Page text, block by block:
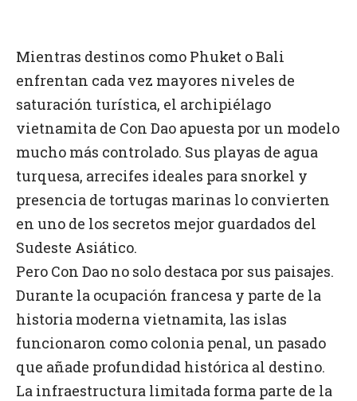
Mientras destinos como Phuket o Bali
enfrentan cada vez mayores niveles de
saturación turística, el archipiélago
vietnamita de Con Dao apuesta por un modelo
mucho más controlado. Sus playas de agua
turquesa, arrecifes ideales para snorkel y
presencia de tortugas marinas lo convierten
en uno de los secretos mejor guardados del
Sudeste Asiático.
Pero Con Dao no solo destaca por sus paisajes.
Durante la ocupación francesa y parte de la
historia moderna vietnamita, las islas
funcionaron como colonia penal, un pasado
que añade profundidad histórica al destino.
La infraestructura limitada forma parte de la